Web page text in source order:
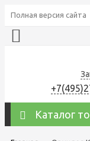
Полная версия сайта
Каталог